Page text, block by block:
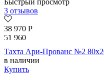
Быстрый просмотр
3 отзывов
38 970 Р
51 960
Тахта Ари-Прованс №2
в наличии
Купить